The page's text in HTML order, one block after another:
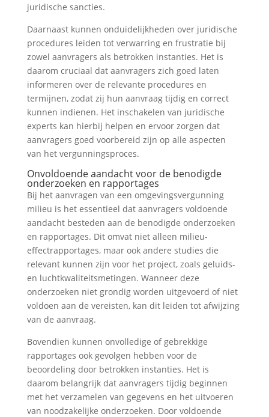
juridische sancties.
Daarnaast kunnen onduidelijkheden over juridische
procedures leiden tot verwarring en frustratie bij
zowel aanvragers als betrokken instanties. Het is
daarom cruciaal dat aanvragers zich goed laten
informeren over de relevante procedures en
termijnen, zodat zij hun aanvraag tijdig en correct
kunnen indienen. Het inschakelen van juridische
experts kan hierbij helpen en ervoor zorgen dat
aanvragers goed voorbereid zijn op alle aspecten
van het vergunningsproces.
Onvoldoende aandacht voor de benodigde
onderzoeken en rapportages
Bij het aanvragen van een omgevingsvergunning
milieu is het essentieel dat aanvragers voldoende
aandacht besteden aan de benodigde onderzoeken
en rapportages. Dit omvat niet alleen milieu-
effectrapportages, maar ook andere studies die
relevant kunnen zijn voor het project, zoals geluids-
en luchtkwaliteitsmetingen. Wanneer deze
onderzoeken niet grondig worden uitgevoerd of niet
voldoen aan de vereisten, kan dit leiden tot afwijzing
van de aanvraag.
Bovendien kunnen onvolledige of gebrekkige
rapportages ook gevolgen hebben voor de
beoordeling door betrokken instanties. Het is
daarom belangrijk dat aanvragers tijdig beginnen
met het verzamelen van gegevens en het uitvoeren
van noodzakelijke onderzoeken. Door voldoende